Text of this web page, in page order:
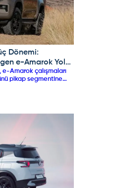
Dönemi:
e-Amarok Yola
Amarok çalışmaları
pikap segmentine
EV conversion